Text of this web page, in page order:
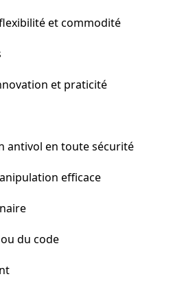
et commodité
et praticité
antivol en toute sécurité
efficace
du code